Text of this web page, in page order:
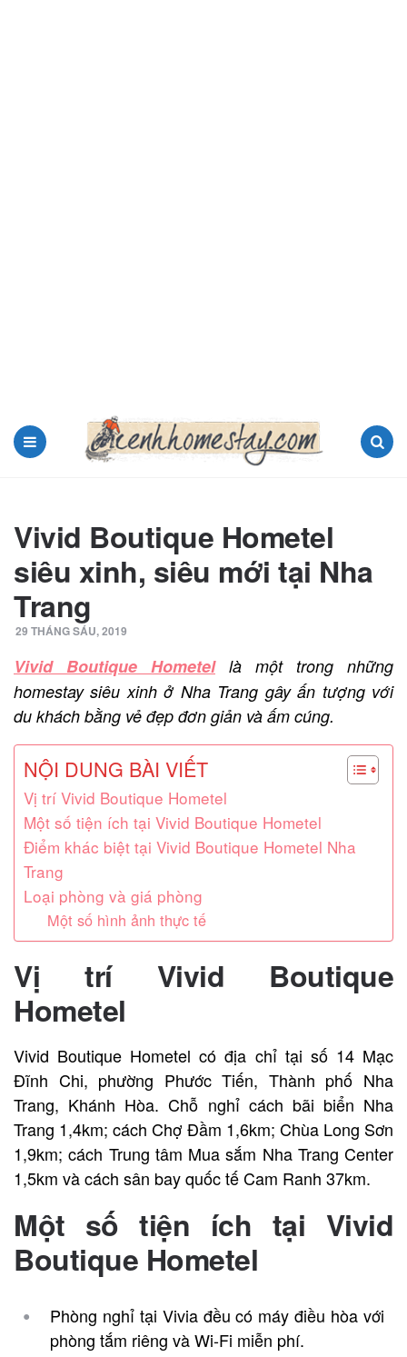
Vivid Boutique Hometel
siêu xinh, siêu mới tại Nha
Trang
29 THÁNG SÁU, 2019
Vivid Boutique Hometellà một trong những
homestay siêu xinh ở Nha Trang gây ấn tượng với
du khách bằng vẻ đẹp đơn giản và ấm cúng.
NỘI DUNG BÀI VIẾT
Vị trí Vivid Boutique Hometel
Một số tiện ích tại Vivid Boutique Hometel
Điểm khác biệt tại Vivid Boutique Hometel Nha
Trang
Loại phòng và giá phòng
Một số hình ảnh thực tế
Vị trí Vivid Boutique
Hometel
Vivid Boutique Hometel có địa chỉ tại số 14 Mạc
Đĩnh Chi, phường Phước Tiến, Thành phố Nha
Trang, Khánh Hòa. Chỗ nghỉ cách bãi biển Nha
Trang 1,4km; cách Chợ Đầm 1,6km; Chùa Long Sơn
1,9km; cách Trung tâm Mua sắm Nha Trang Center
1,5km và cách sân bay quốc tế Cam Ranh 37km.
Một số tiện ích tại Vivid
Boutique Hometel
Phòng nghỉ tại Vivia đều có máy điều hòa với
phòng tắm riêng và Wi-Fi miễn phí.